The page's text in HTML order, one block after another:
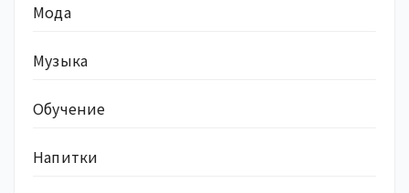
Мода
Музыка
Обучение
Напитки